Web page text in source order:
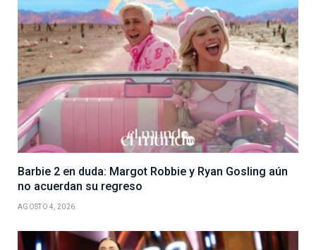
Barbie 2 en duda: Margot Robbie y Ryan Gosling aún
no acuerdan su regreso
AGOSTO 4, 2026